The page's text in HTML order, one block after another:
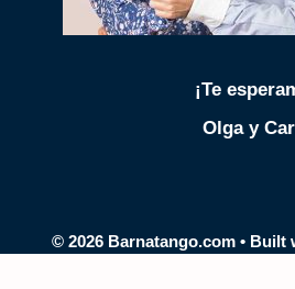
¡Te
Olga y
© 2026 Barnatango.com• Built